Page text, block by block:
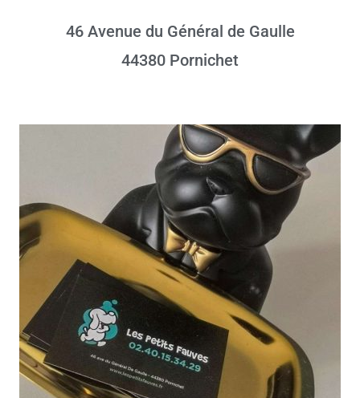
46 Avenue du Général de Gaulle
44380 Pornichet